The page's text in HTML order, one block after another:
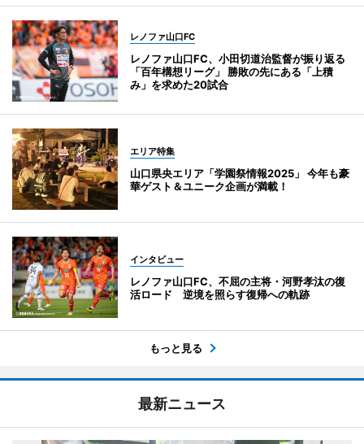
レノファ山口FC
レノファ山口FC、小田切道治監督が振り返る
「百年構想リーグ」 勝敗の先にある「上積
み」を求めた20試合
エリア特集
山口県央エリア「学園祭情報2025」 今年も豪
華ゲスト＆ユニーク企画が満載！
インタビュー
レノファ山口FC、不屈の主将・河野孝汰の復
活ロード 逆境を照らす復帰への軌跡
もっと見る
最新ニュース